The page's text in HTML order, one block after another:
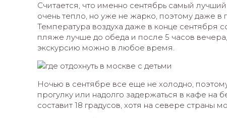
Считается, что именно сентябрь самый
очень тепло, но уже не жарко, поэтому даже
Температура воздуха даже в конце сентября
пляже лучше до обеда и после 5 часов
экскурсию можно в любое время.
Ночью в сентябре все еще не холодно,
прогулку или надолго задержаться в кафе на
составит 18 градусов, хотя на севере страны